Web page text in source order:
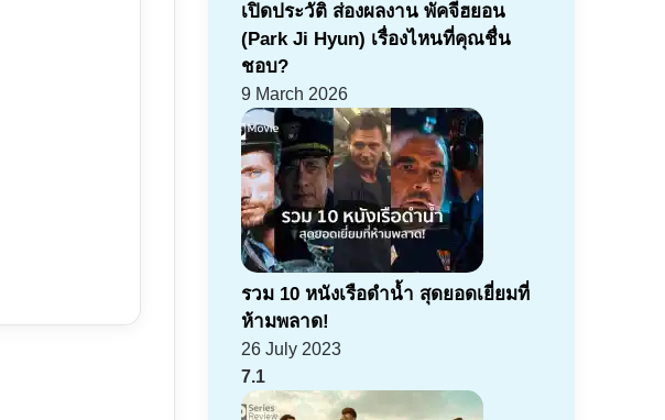
เปิดประวัติ ส่องผลงาน พัคจีฮยอน
(Park Ji Hyun) เรื่องไหนที่คุณชื่น
ชอบ?
9 March 2026
รวม 10 หนังเรือดำน้ำ สุดยอดเยี่ยมที่
ห้ามพลาด!
26 July 2023
7.1